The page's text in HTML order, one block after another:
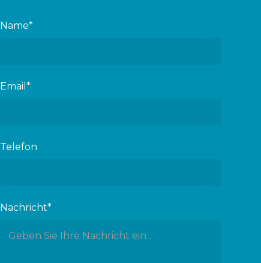
Name*
Email*
Telefon
Nachricht*